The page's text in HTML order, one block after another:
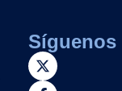
Síguenos